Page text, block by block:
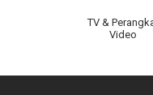
TV &
Video